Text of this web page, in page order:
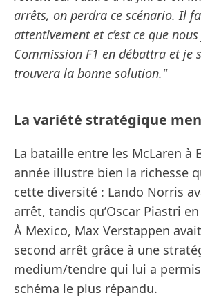
arrêts, on perdra ce scénario. Il
attentivement et c’est ce que
Commission F1 en débattra et je
trouvera la bonne solution."
La variété stratégique
La bataille entre les McLaren à
année illustre bien la richesse
cette diversité : Lando Norris
arrêt, tandis qu’Oscar Piastri
À Mexico, Max Verstappen
second arrêt grâce à une
medium/tendre qui lui a permis
schéma le plus répandu.